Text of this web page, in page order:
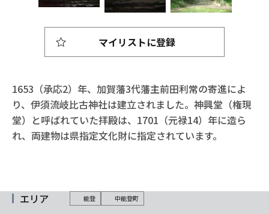
1653（承応2）年、加賀藩3代藩主前田利常の寄進によ
り、伊須流岐比古神社は建立されました。神興堂（権現
堂）と呼ばれていた拝殿は、1701（元禄14）年に造ら
れ、両建物は県指定文化財に指定されています。
マイリストに登録
エリア 能登 中能登町